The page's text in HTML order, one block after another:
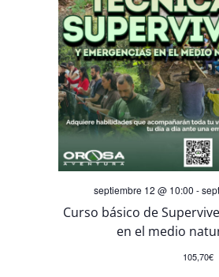
Curso básico de
en el medio
septiembre 12 @ 10:00 -
105,70€